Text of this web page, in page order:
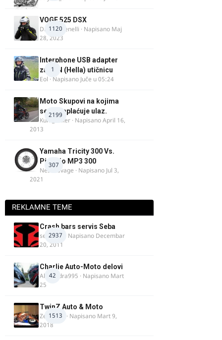
1120
VOGE 525 DSX
DraganBenelli · Napisano Maj
28, 2023
1
Interphone USB adapter
za DIN (Hella) utičnicu
Eol · Napisano Juče u 05:24
2199
Moto Skupovi na kojima
se ne naplaćuje ulaz.
Kum_Mixer · NapisanoApril 16,
2013
307
Yamaha Tricity 300 Vs.
Piaggio MP3 300
Nesasavage · Napisano Jul 3,
2021
REKLAMNE TEME
2937
Crash bars servis Seba
seba011 · Napisano Decembar
20, 2011
42
Charlie Auto-Moto delovi
Alexandra995 · Napisano Mart
25
1513
TwinZ Auto & Moto
Zeljkamp · Napisano Mart 9,
2018